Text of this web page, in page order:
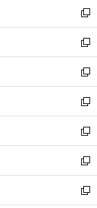
ド
ウ
で
開
く
ィ
ン
ド
ウ
で
開
く
い
ウ
ィ
ン
ド
ウ
で
開
く
新
し
い
ウ
ィ
ン
ド
ウ
で
開
く
新
し
い
ウ
ィ
ン
ド
ウ
で
開
く
新
し
い
ウ
ィ
ン
ド
ウ
で
開
新
し
い
ウ
ィ
ン
ド
ウ
新
し
い
ウ
ィ
新
し
い
新